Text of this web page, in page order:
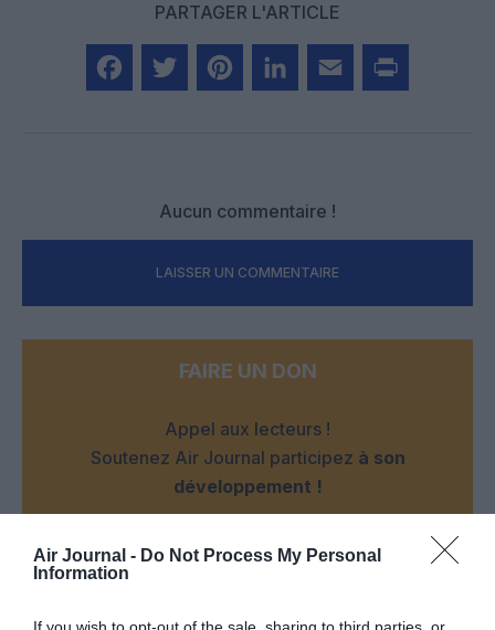
Air Journal - Do Not Process My Personal
Information
PARTAGER L'ARTICLE
Aucun commentaire !
LAISSER UN COMMENTAIRE
FAIRE UN DON
Appel aux lecteurs !
Soutenez Air Journal participez à son
développement !
NOUS SOUTENIR